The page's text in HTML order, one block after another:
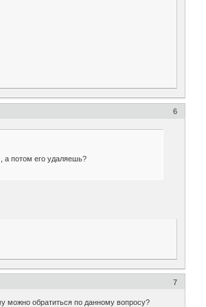
6
а потом его удаляешь?
7
можно обратиться по данному вопросу?